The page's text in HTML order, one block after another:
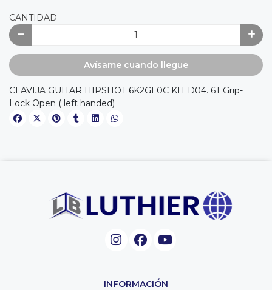
CANTIDAD
Avísame cuando llegue
CLAVIJA GUITAR HIPSHOT 6K2GL0C KIT D04. 6T Grip-
Lock Open ( left handed)
INFORMACIÓN